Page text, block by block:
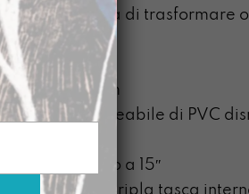
a chi sogna di trasformare
Anderson
x 42 x 6 cm
telo impermeabile di PVC
600gr.
un PC fino a 15″
di chiusa e tripla tasca